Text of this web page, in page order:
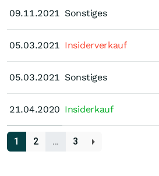
09.11.2021
05.03.2021
05.03.2021
21.04.2020
09.11.2021 Sonstiges
05.03.2021 Insiderverkauf
05.03.2021 Sonstiges
21.04.2020 Insiderkauf
1 2 … 3